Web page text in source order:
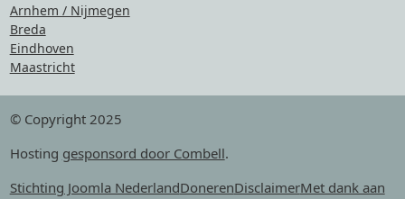
Arnhem / Nijmegen
Breda
Eindhoven
Maastricht
© Copyright 2025
Hosting gesponsord door Combell.
Stichting Joomla NederlandDonerenDisclaimerMet dank aan